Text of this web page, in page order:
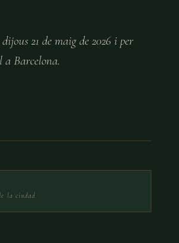
21 de maig de 2026 i per
a Barcelona.
la ciudad